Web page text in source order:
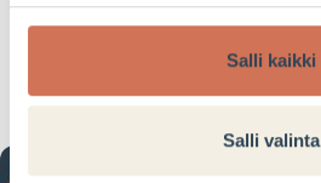
Salli kaikki
Salli valinta
Tarjouksen voimassaoloaika: